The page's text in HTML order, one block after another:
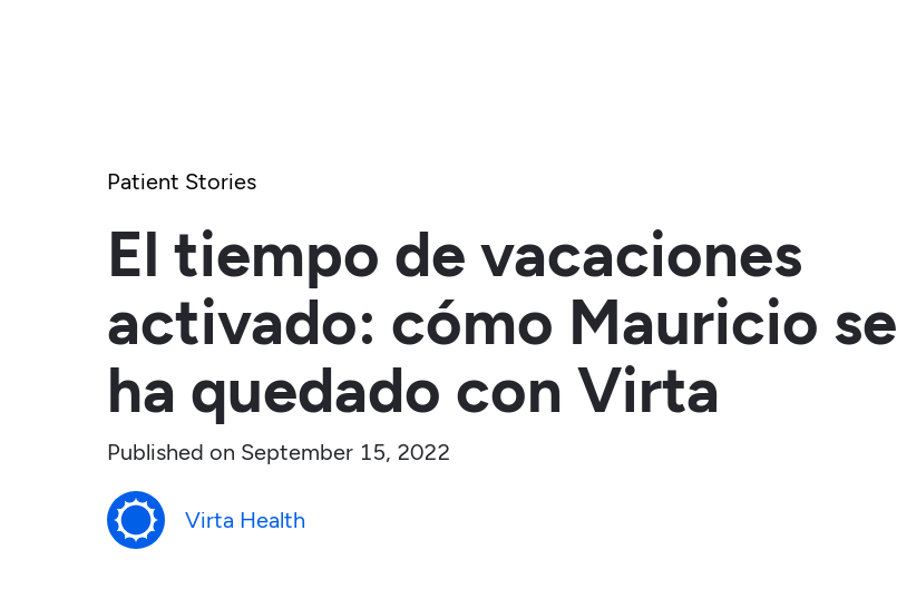
Patient Stories
El tiempo de vacaciones
activado: cómo Mauricio se
ha quedado con Virta
Published on September 15, 2022
Virta Health